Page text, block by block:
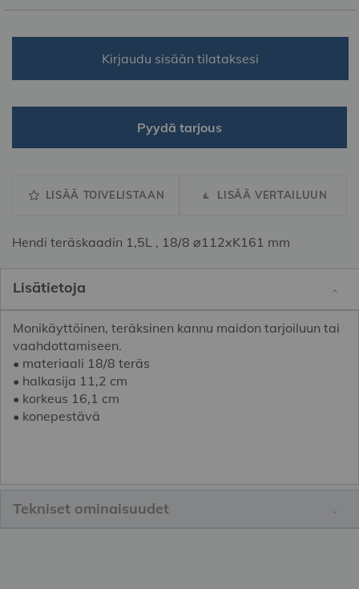
Kirjaudu sisään tilataksesi
Pyydä tarjous
LISÄÄ TOIVELISTAAN LISÄÄ VERTAILUUN
Hendi teräskaadin 1,5L , 18/8 ⌀112xK161 mm
gallery
Lisätietoja
Monikäyttöinen, teräksinen kannu maidon tarjoiluun tai
vaahdottamiseen.
• materiaali 18/8 teräs
• halkasija 11,2 cm
• korkeus 16,1 cm
• konepestävä
Tekniset ominaisuudet